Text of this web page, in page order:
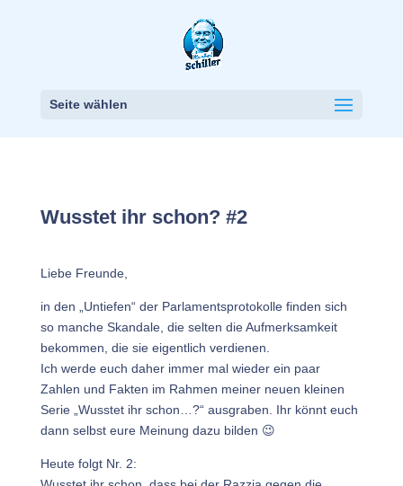
Seite wählen
Wusstet ihr schon? #2
Liebe Freunde,
in den „Untiefen“ der Parlamentsprotokolle finden sich
so manche Skandale, die selten die Aufmerksamkeit
bekommen, die sie eigentlich verdienen.
Ich werde euch daher immer mal wieder ein paar
Zahlen und Fakten im Rahmen meiner neuen kleinen
Serie „Wusstet ihr schon…?“ ausgraben. Ihr könnt euch
dann selbst eure Meinung dazu bilden 😉
Heute folgt Nr. 2: